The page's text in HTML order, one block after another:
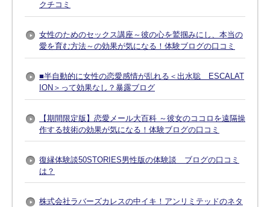
クチコミ
女性のためのセックス講座～彼の心を鷲掴みにし、本当の
愛を育む方法～の効果が気になる！体験ブログの口コミ
■半自動的に女性の恋愛感情が乱れる＜出水聡 ESCALAT
ION＞って効果なし？暴露ブログ
【期間限定版】恋愛メール大百科 ～彼女のココロを遠隔操
作する技術の効果が気になる！体験ブログの口コミ
復縁体験談50STORIES男性版の体験談 ブログの口コミ
は？
株式会社ラバーズカレスの中イキ！アンリミテッドのネタ